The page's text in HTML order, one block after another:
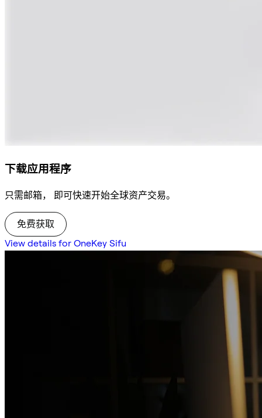
下载应用程序
只需邮箱， 即可快速开始全球资产交易。
免费获取
View details for OneKey Sifu